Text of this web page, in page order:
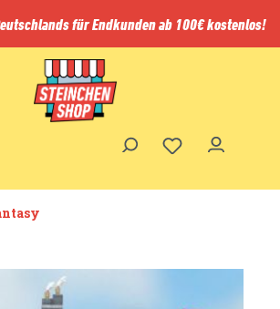
für Endkunden ab 100€ kostenlos!